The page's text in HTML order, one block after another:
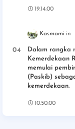
19.14.00
Kasmami
Dalam rangka
Kemerdekaan
memulai
(Paskib)
kemerdekaan.
10.50.00